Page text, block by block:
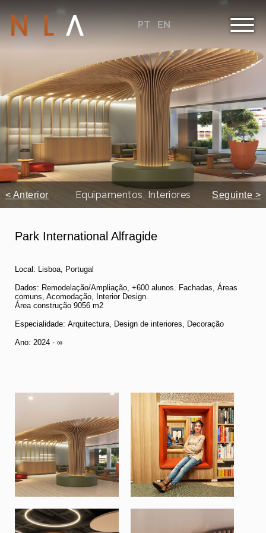
PT EN
< Anterior Seguinte >
Equipamentos, Interiores
Park International Alfragide
Local: Lisboa, Portugal
Dados: Remodelação/Ampliação, +600 alunos. Fachadas, Áreas
comuns, Acomodação, Interior Design.
Área construção 9056 m2
Especialidade: Arquitectura, Design de interiores, Decoração
Ano: 2024 - ∞